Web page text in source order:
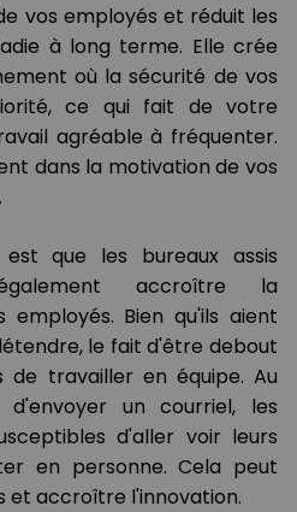
vos employés et réduit les
à long terme. Elle crée
où la sécurité de vos
ce qui fait de votre
agréable à fréquenter.
dans la motivation de vos
que les bureaux assis
accroître la
Bien qu'ils aient
le fait d'être debout
de travailler en équipe. Au
un courriel, les
d'aller voir leurs
en personne. Cela peut
et accroître l'innovation.